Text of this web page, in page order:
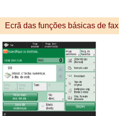
Ecrã das funções básicas de fax